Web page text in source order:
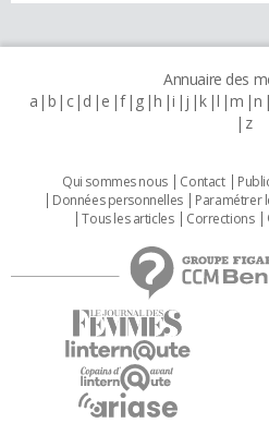
Annuaire des
a b c d e f g h i j k l m n
z
Qui sommes nous Contact
Données personnelles
Paramétrer
Tous les articles
Corrections